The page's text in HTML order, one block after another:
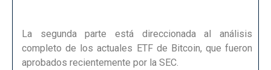
La segunda parte está direccionada al análisis
completo de los actuales ETF de Bitcoin, que fueron
aprobados recientemente por la SEC.